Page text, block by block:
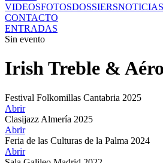
VIDEOSFOTOSDOSSIERSNOTICIAS
CONTACTO
ENTRADAS
Sin evento
Irish Treble &
Festival Folkomillas Cantabria 2025
Abrir
Clasijazz Almería 2025
Abrir
Feria de las Culturas de la Palma 2024
Abrir